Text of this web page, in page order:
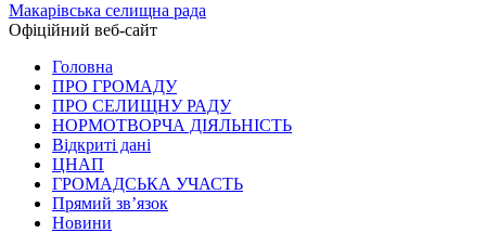
Макарівська селищна рада
Офіційний веб-сайт
Головна
ПРО ГРОМАДУ
ПРО СЕЛИЩНУ РАДУ
НОРМОТВОРЧА ДІЯЛЬНІСТЬ
Відкриті дані
ЦНАП
ГРОМАДСЬКА УЧАСТЬ
Прямий зв’язок
Новини